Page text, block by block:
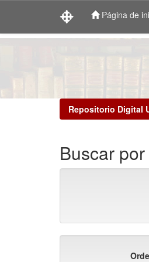
Página de
Repositorio Digital
Buscar